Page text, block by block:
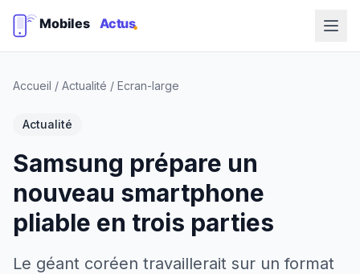
Accueil / Actualité / Ecran-large
Actualité
Samsung prépare un
nouveau smartphone
pliable en trois parties
Le géant coréen travaillerait sur un format